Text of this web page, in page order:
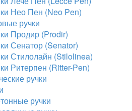
Нео Пен (Neo Pen)
ручки
Продир (Prodir)
Сенатор (Senator)
Стилолайн (Stilolinea)
Ритерпен (Ritter-Pen)
ручки
ручки